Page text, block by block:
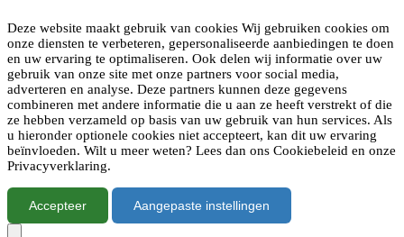
Deze website maakt gebruik van cookies Wij gebruiken cookies om
onze diensten te verbeteren, gepersonaliseerde aanbiedingen te doen
en uw ervaring te optimaliseren. Ook delen wij informatie over uw
gebruik van onze site met onze partners voor social media,
adverteren en analyse. Deze partners kunnen deze gegevens
combineren met andere informatie die u aan ze heeft verstrekt of die
ze hebben verzameld op basis van uw gebruik van hun services. Als
u hieronder optionele cookies niet accepteert, kan dit uw ervaring
beïnvloeden. Wilt u meer weten? Lees dan ons Cookiebeleid en onze
Privacyverklaring.
Accepteer Aangepaste instellingen